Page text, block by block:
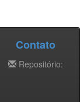
Contato
Repositório: